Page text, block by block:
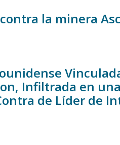
la minera
Infiltrada en
de Líder de